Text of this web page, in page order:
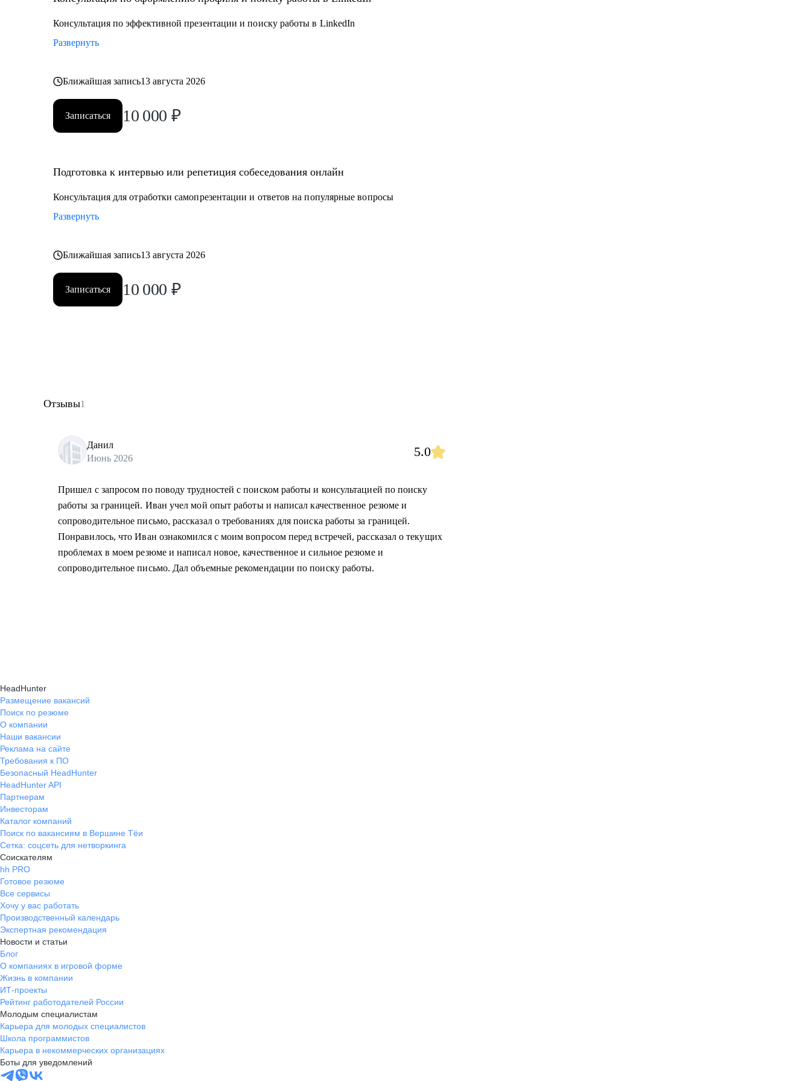
Кому могу помочь:
• Всем специалистам в сфере ИТ и маркетинга, кто хочет строить карьеру за рубежом
Консультация по эффективной презентации и поиску работы в LinkedIn
Развернуть
Ближайшая запись13 августа 2026
Записаться 10 000 ₽
Подготовка к интервью или репетиция собеседования онлайн
Консультация для отработки самопрезентации и ответов на популярные вопросы
Развернуть
Ближайшая запись13 августа 2026
Записаться 10 000 ₽
Отзывы1
Данил
Июнь 2026
5.0
Пришел с запросом по поводу трудностей с поиском работы и консультацией по поиску
работы за границей. Иван учел мой опыт работы и написал качественное резюме и
сопроводительное письмо, рассказал о требованиях для поиска работы за границей.
Понравилось, что Иван ознакомился с моим вопросом перед встречей, рассказал о текущих
проблемах в моем резюме и написал новое, качественное и сильное резюме и
сопроводительное письмо. Дал объемные рекомендации по поиску работы.
HeadHunter
Размещение вакансий
Поиск по резюме
О компании
Наши вакансии
Реклама на сайте
Требования к ПО
Безопасный HeadHunter
HeadHunter API
Партнерам
Инвесторам
Каталог компаний
Поиск по вакансиям в Вершине Тёи
Сетка: соцсеть для нетворкинга
Соискателям
hh PRO
Готовое резюме
Все сервисы
Хочу у вас работать
Производственный календарь
Экспертная рекомендация
Новости и статьи
Блог
О компаниях в игровой форме
Жизнь в компании
ИТ-проекты
Рейтинг работодателей России
Молодым специалистам
Карьера для молодых специалистов
Школа программистов
Карьера в некоммерческих организациях
Боты для уведомлений